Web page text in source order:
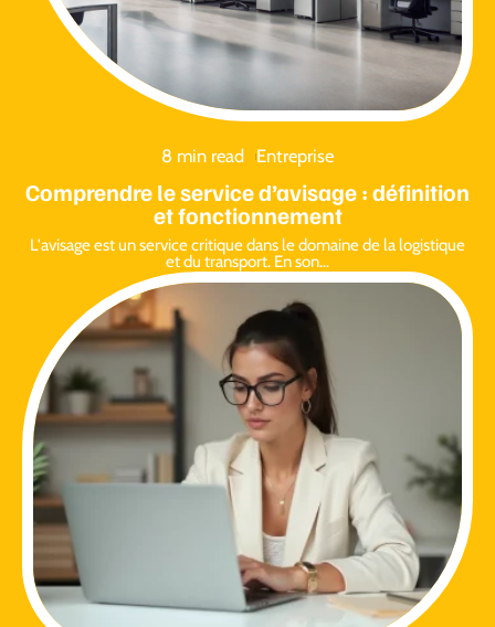
8 min read Entreprise
Comprendre le service d’avisage : définition
et fonctionnement
L'avisage est un service critique dans le domaine de la logistique
et du transport. En son…